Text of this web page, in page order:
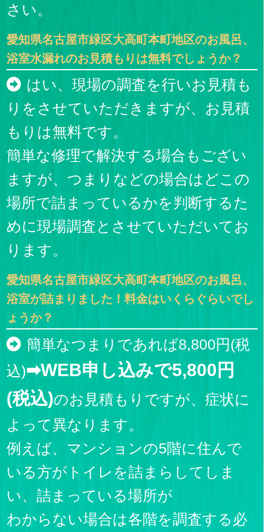
さい。
愛知県名古屋市緑区大高町本町地区のお風呂、
浴室水漏れのお見積もりは無料でしょうか？
はい、現場の調査を行いお見積も
りをさせていただきますが、お見積
もりは無料です。
簡単な修理で解決する場合もござい
ますが、つまりなどの場合はどこの
場所で詰まっているかを判断するた
めに現場調査とさせていただいてお
ります。
愛知県名古屋市緑区大高町本町地区のお風呂、
浴室が詰まりました！料金はいくらぐらいでし
ょうか？
簡単なつまりであれば8,800円(税
込)➡WEB申し込みで5,800円
(税込)のお見積もりですが、症状に
よって異なります。
例えば、マンションの5階に住んで
いる方がトイレを詰まらしてしま
い、詰まっている場所が
わからない場合は各階を調査する必